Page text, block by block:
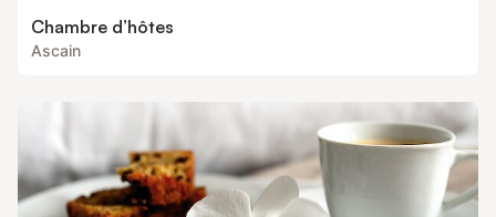
Chambre d’hôtes
Ascain